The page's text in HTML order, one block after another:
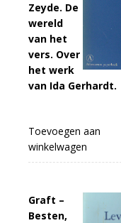
Zeyde. De
wereld
van het
vers. Over
het werk
van Ida Gerhardt.
Toevoegen aan
winkelwagen
Graft –
Besten,